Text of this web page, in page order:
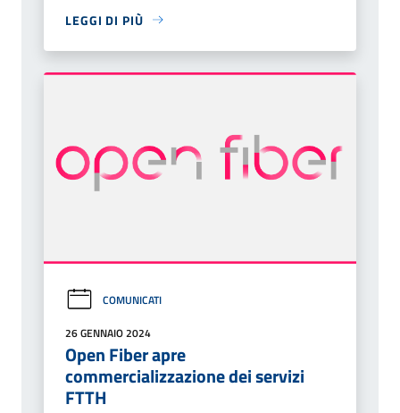
LEGGI DI PIÙ
COMUNICATI
26 GENNAIO 2024
Open Fiber apre
commercializzazione dei servizi
FTTH